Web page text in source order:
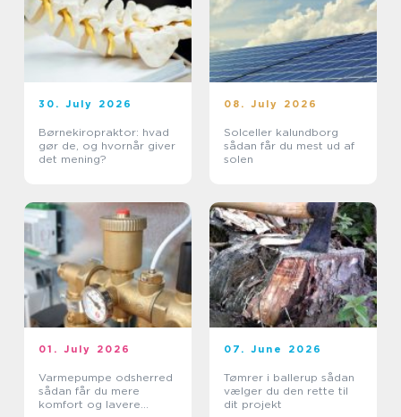
30. July 2026
Børnekiropraktor: hvad
gør de, og hvornår giver
det mening?
08. July 2026
Solceller kalundborg
sådan får du mest ud af
solen
01. July 2026
Varmepumpe odsherred
sådan får du mere
komfort og lavere
07. June 2026
Tømrer i ballerup sådan
vælger du den rette til
dit projekt